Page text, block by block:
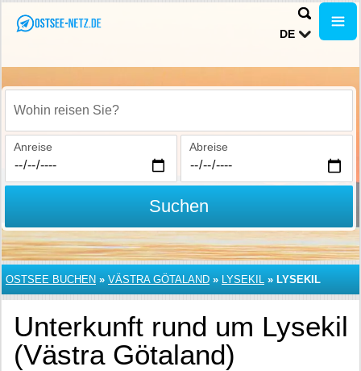
DE
Wohin reisen Sie?
Anreise Abreise
Suchen
OSTSEE BUCHEN » VÄSTRA GÖTALAND » LYSEKIL » LYSEKIL
Unterkunft rund um Lysekil
(Västra Götaland)